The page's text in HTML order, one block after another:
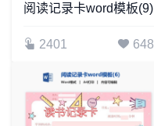
阅读记录卡word模板(9)
2401 648